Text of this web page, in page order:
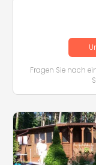
Fragen Sie nach